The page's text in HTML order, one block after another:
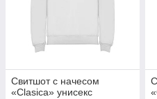
Свитшот с начесом
«Clasica» унисекс